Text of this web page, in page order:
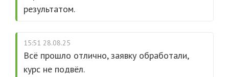
результатом.
15:51 28.08.25
Всё прошло отлично, заявку обработали,
курс не подвёл.